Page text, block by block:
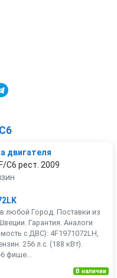
двигателя
C6 рест. 2009
любой Город. Поставки из
Гарантия. Аналоги
с ДВС): 4F1971072LH,
256 л.с. (188 кВт).
6 фише...
В наличии